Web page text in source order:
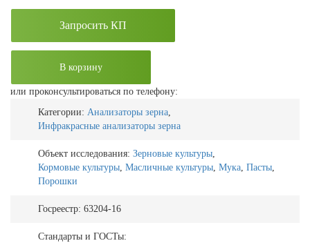
Запросить КП
В корзину
или проконсультироваться по телефону:
Категории: Анализаторы зерна,
Инфракрасные анализаторы зерна
Объект исследования: Зерновые культуры,
Кормовые культуры, Масличные культуры, Мука, Пасты,
Порошки
Госреестр: 63204-16
Стандарты и ГОСТы: